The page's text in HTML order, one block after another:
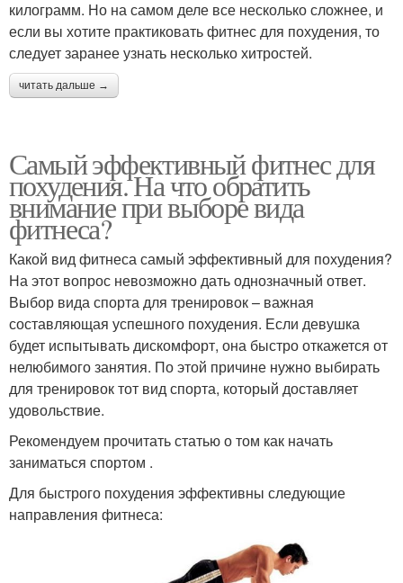
килограмм. Но на самом деле все несколько сложнее, и
если вы хотите практиковать фитнес для похудения, то
следует заранее узнать несколько хитростей.
читать дальше →
Самый эффективный фитнес для
похудения. На что обратить
внимание при выборе вида
фитнеса?
Какой вид фитнеса самый эффективный для похудения?
На этот вопрос невозможно дать однозначный ответ.
Выбор вида спорта для тренировок – важная
составляющая успешного похудения. Если девушка
будет испытывать дискомфорт, она быстро откажется от
нелюбимого занятия. По этой причине нужно выбирать
для тренировок тот вид спорта, который доставляет
удовольствие.
Рекомендуем прочитать статью о том как начать
заниматься спортом .
Для быстрого похудения эффективны следующие
направления фитнеса: